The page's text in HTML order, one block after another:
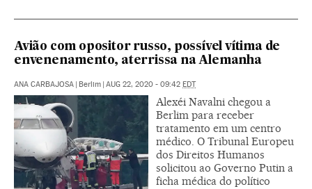
Avião com opositor russo, possível vítima de
envenenamento, aterrissa na Alemanha
ANA CARBAJOSA Berlim AUG 22, 2020 - 09:42 EDT
Alexéi Navalni chegou a
Berlim para receber
tratamento em um centro
médico. O Tribunal Europeu
dos Direitos Humanos
solicitou ao Governo Putin a
ficha médica do político